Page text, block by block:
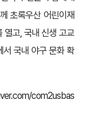
초록우산 어린이재
열고, 국내 신생 고교
서 국내 야구 문화 확
com2usbas